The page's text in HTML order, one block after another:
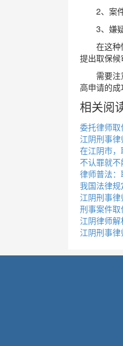
2、案件
3、嫌疑
在这种情
提出取保候
需要注意
高申请的成
相关阅
委托律师取
江阴刑事律
在江阴市，
不认罪就不
律师普法：
我国法律规
江阴刑事律
刑事案件取
江阴律师解
江阴刑事律